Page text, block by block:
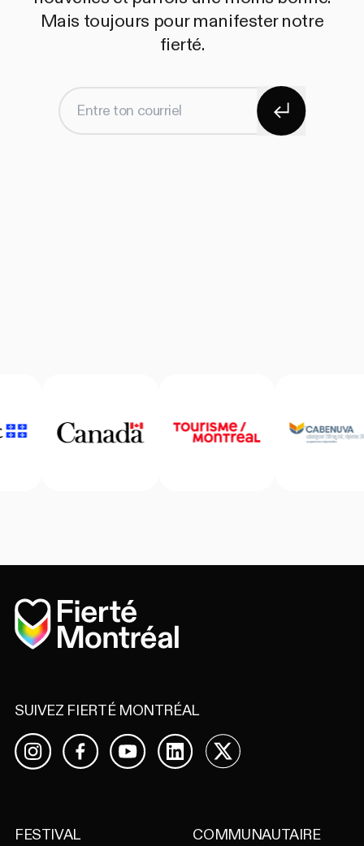
Mais toujours pour manifester notre
fierté.
Entre ton courriel S'abonner
Accueil
SUIVEZ FIERTÉ MONTRÉAL
InstagramFacebookYouTubeLinkedIn
X
FESTIVAL
COMMUNAUTAIRE